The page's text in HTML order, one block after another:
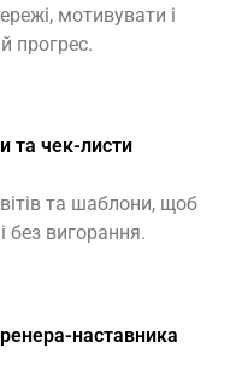
мотивувати і
прогрес.
та чек-листи
та шаблони, щоб
без вигорання.
наставника